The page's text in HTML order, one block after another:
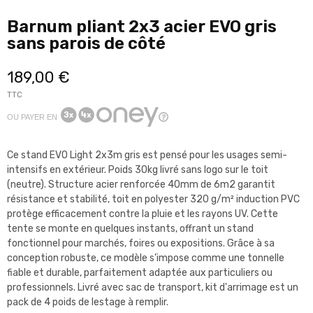
Barnum pliant 2x3 acier EVO gris
sans parois de côté
189,00 €
TTC
OU PAYER EN
Ce stand EVO Light 2x3m gris est pensé pour les usages semi-
intensifs en extérieur. Poids 30kg livré sans logo sur le toit
(neutre). Structure acier renforcée 40mm de 6m2 garantit
résistance et stabilité, toit en polyester 320 g/m² induction PVC
protège efficacement contre la pluie et les rayons UV. Cette
tente se monte en quelques instants, offrant un stand
fonctionnel pour marchés, foires ou expositions. Grâce à sa
conception robuste, ce modèle s’impose comme une tonnelle
fiable et durable, parfaitement adaptée aux particuliers ou
professionnels. Livré avec sac de transport, kit d'arrimage est un
pack de 4 poids de lestage à remplir.